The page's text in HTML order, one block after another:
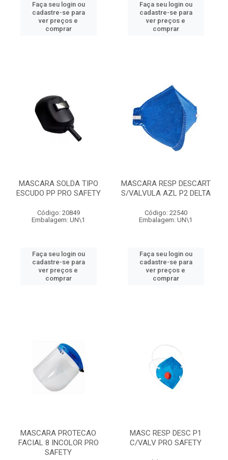
Faça seu login ou
cadastre-se para
ver preços e
comprar
Faça seu login ou
cadastre-se para
ver preços e
comprar
MASCARA SOLDA TIPO
ESCUDO PP PRO SAFETY
Código: 20849
Embalagem: UN\1
Faça seu login ou
cadastre-se para
ver preços e
comprar
MASCARA RESP DESCART
S/VALVULA AZL P2 DELTA
Código: 22540
Embalagem: UN\1
Faça seu login ou
cadastre-se para
ver preços e
comprar
MASCARA PROTECAO
FACIAL 8 INCOLOR PRO
SAFETY
MASC RESP DESC P1
C/VALV PRO SAFETY